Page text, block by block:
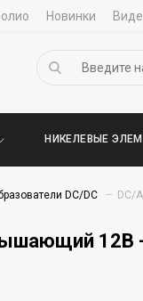
Новинки
НИКЕЛЕВЫЕ
DC/DC DC/
12В